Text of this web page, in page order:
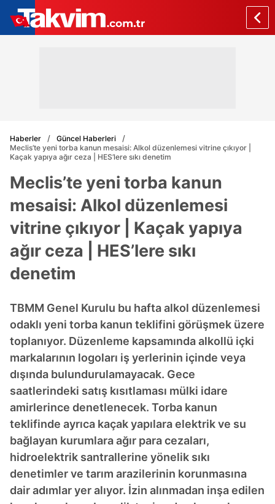
Haberler
Güncel Haberleri
Meclis’te yeni torba kanun mesaisi: Alkol düzenlemesi vitrine çıkıyor |
Kaçak yapıya ağır ceza | HES’lere sıkı denetim
Meclis’te yeni torba kanun
mesaisi: Alkol düzenlemesi
vitrine çıkıyor | Kaçak yapıya
ağır ceza | HES’lere sıkı
denetim
TBMM Genel Kurulu bu hafta alkol düzenlemesi
odaklı yeni torba kanun teklifini görüşmek üzere
toplanıyor. Düzenleme kapsamında alkollü içki
markalarının logoları iş yerlerinin içinde veya
dışında bulundurulamayacak. Gece
saatlerindeki satış kısıtlaması mülki idare
amirlerince denetlenecek. Torba kanun
teklifinde ayrıca kaçak yapılara elektrik ve su
bağlayan kurumlara ağır para cezaları,
hidroelektrik santrallerine yönelik sıkı
denetimler ve tarım arazilerinin korunmasına
dair adımlar yer alıyor. İzin alınmadan inşa edilen